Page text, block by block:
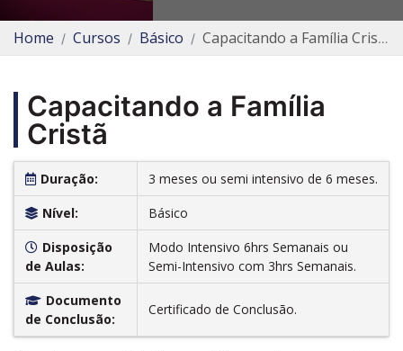
Home Cursos Básico Capacitando a Família Cristã
Capacitando a Família
Cristã
Duração:
3 meses ou semi intensivo de 6 meses.
Nível:
Básico
Disposição
de Aulas:
Modo Intensivo 6hrs Semanais ou
Semi-Intensivo com 3hrs Semanais.
Documento
de Conclusão:
Certificado de Conclusão.